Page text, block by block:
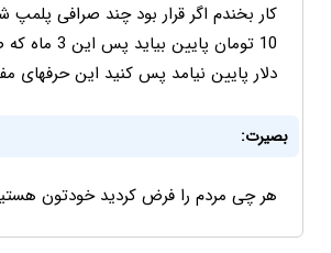
کار بخندم اگر قرار بود چند صرافی پلمپ
10 تومان پایین
دلار پایین نیامد پس کنید این حرفهای
بصیرت:
هر چی مردم را فرض کردید خودتون